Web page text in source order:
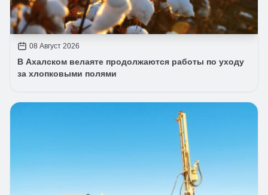
08 Август 2026
В Ахалском велаяте продолжаются работы по уходу
за хлопковыми полями